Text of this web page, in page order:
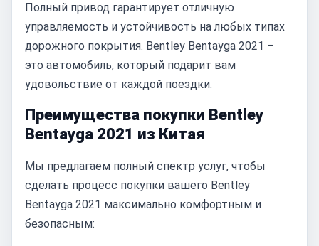
Полный привод гарантирует отличную
управляемость и устойчивость на любых типах
дорожного покрытия. Bentley Bentayga 2021 –
это автомобиль, который подарит вам
удовольствие от каждой поездки.
Преимущества покупки Bentley
Bentayga 2021 из Китая
Мы предлагаем полный спектр услуг, чтобы
сделать процесс покупки вашего Bentley
Bentayga 2021 максимально комфортным и
безопасным: